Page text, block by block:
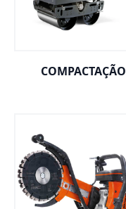
COMPACTAÇÃO